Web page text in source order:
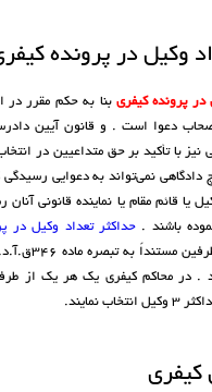
وکیل در پرونده
در پرونده کیفری بنا به حکم مقرر
دعوا است . و قانون آیین
نمی‌تواند به دعوایی
یا قائم مقام یا نماینده قانونی آنان
باشند .حداکثر تعداد وکیل در
کیفری ٢هریک
. در محاکم کیفری یک هر یک از
کیفری